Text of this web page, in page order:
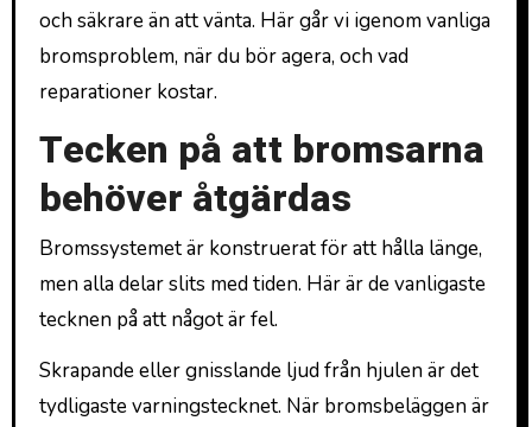
och säkrare än att vänta. Här går vi igenom vanliga
bromsproblem, när du bör agera, och vad
reparationer kostar.
Tecken på att bromsarna
behöver åtgärdas
Bromssystemet är konstruerat för att hålla länge,
men alla delar slits med tiden. Här är de vanligaste
tecknen på att något är fel.
Skrapande eller gnisslande ljud från hjulen är det
tydligaste varningstecknet. När bromsbeläggen är